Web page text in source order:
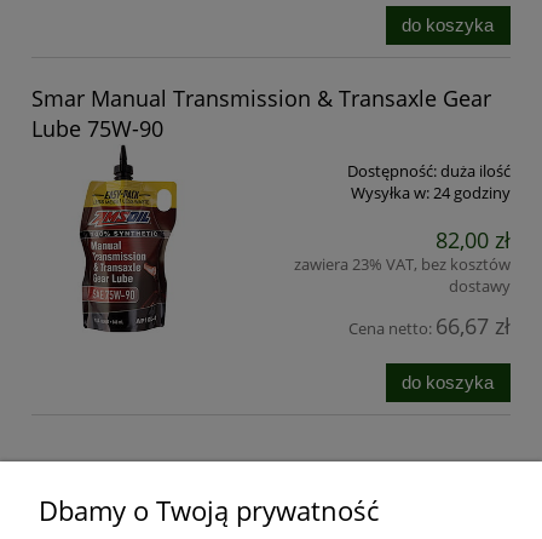
do koszyka
Smar Manual Transmission & Transaxle Gear
Lube 75W-90
Dostępność:duża ilość
Wysyłka w:24 godziny
82,00 zł
zawiera 23% VAT, bez kosztów
dostawy
Cena netto: 66,67 zł
do koszyka
Dbamy o Twoją prywatność